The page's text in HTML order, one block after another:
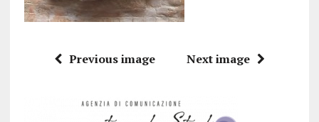
Previous image Next image